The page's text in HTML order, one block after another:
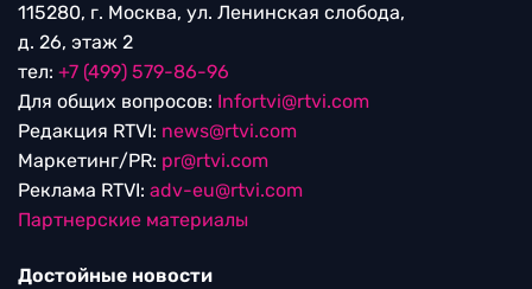
115280, г. Москва, ул. Ленинская слобода,
д. 26, этаж 2
тел: +7 (499) 579-86-96
Для общих вопросов: Infortvi@rtvi.com
Редакция RTVI: news@rtvi.com
Маркетинг/PR: pr@rtvi.com
Реклама RTVI: adv-eu@rtvi.com
Партнерские материалы
Достойные новости